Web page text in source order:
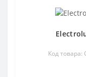
Код товара: